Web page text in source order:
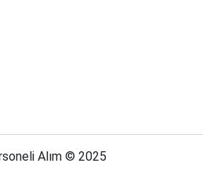
Alım © 2025